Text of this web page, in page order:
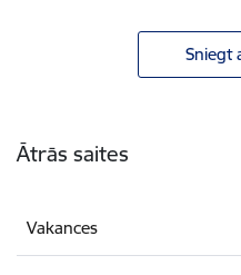
Sniegt
Ātrās saites
Vakances